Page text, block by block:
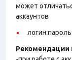
может
аккаунтов
Рекомендации